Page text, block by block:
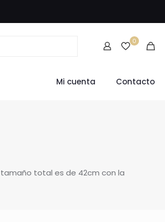
0
Mi cuenta Contacto
tamaño total es de 42cm con la